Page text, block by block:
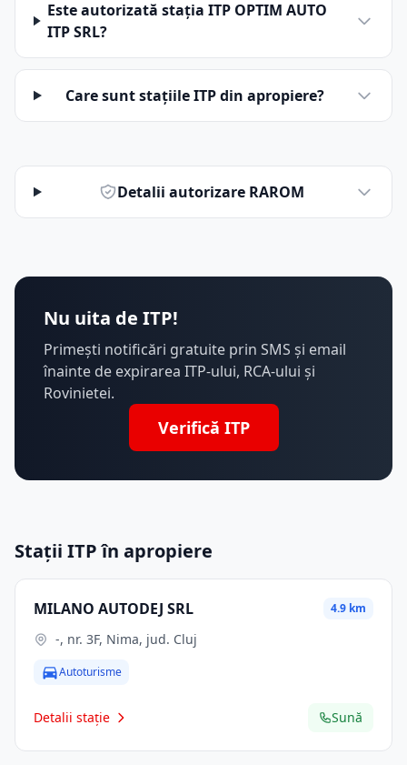
Este autorizată stația ITP OPTIM AUTO
ITP SRL?
Care sunt stațiile ITP din apropiere?
Detalii autorizare RAROM
Nu uita de ITP!
Primești notificări gratuite prin SMS și email
înainte de expirarea ITP-ului, RCA-ului și
Rovinietei.
Verifică ITP
Stații ITP în apropiere
MILANO AUTODEJ SRL 4.9 km
-, nr. 3F, Nima, jud. Cluj
Autoturisme
Detalii stație Sună